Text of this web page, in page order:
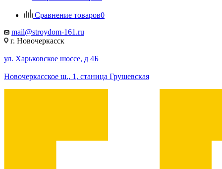
Сравнение товаров0
mail@stroydom-161.ru
г. Новочеркасск
ул. Харьковское шоссе, д 4Б
Новочеркасское ш., 1, станица Грушевская